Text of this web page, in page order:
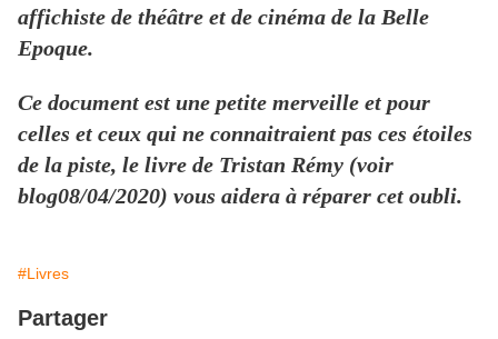
affichiste de théâtre et de cinéma de la Belle
Epoque.
Ce document est une petite merveille et pour
celles et ceux qui ne connaitraient pas ces étoiles
de la piste, le livre de Tristan Rémy (voir
blog08/04/2020) vous aidera à réparer cet oubli.
#Livres
Partager